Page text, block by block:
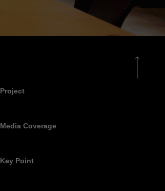
Project
Media Coverage
Key Point